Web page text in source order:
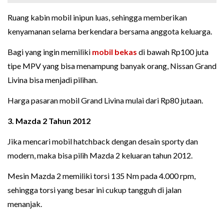
Ruang kabin mobil inipun luas, sehingga memberikan
kenyamanan selama berkendara bersama anggota keluarga.
Bagi yang ingin memiliki mobil bekas di bawah Rp100 juta
tipe MPV yang bisa menampung banyak orang, Nissan Grand
Livina bisa menjadi pilihan.
Harga pasaran mobil Grand Livina mulai dari Rp80 jutaan.
3. Mazda 2 Tahun 2012
Jika mencari mobil hatchback dengan desain sporty dan
modern, maka bisa pilih Mazda 2 keluaran tahun 2012.
Mesin Mazda 2 memiliki torsi 135 Nm pada 4.000 rpm,
sehingga torsi yang besar ini cukup tangguh di jalan
menanjak.